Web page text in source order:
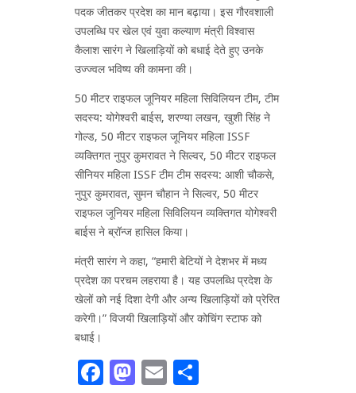
पदक जीतकर प्रदेश का मान बढ़ाया। इस गौरवशाली
उपलब्धि पर खेल एवं युवा कल्याण मंत्री विश्वास
कैलाश सारंग ने खिलाड़ियों को बधाई देते हुए उनके
उज्ज्वल भविष्य की कामना की।
50 मीटर राइफल जूनियर महिला सिविलियन टीम, टीम
सदस्य: योगेश्वरी बाईस, शरण्या लखन, खुशी सिंह ने
गोल्ड, 50 मीटर राइफल जूनियर महिला ISSF
व्यक्तिगत नुपुर कुमरावत ने सिल्वर, 50 मीटर राइफल
सीनियर महिला ISSF टीम टीम सदस्य: आशी चौकसे,
नुपुर कुमरावत, सुमन चौहान ने सिल्वर, 50 मीटर
राइफल जूनियर महिला सिविलियन व्यक्तिगत योगेश्वरी
बाईस ने ब्रॉन्ज हासिल किया।
मंत्री सारंग ने कहा, “हमारी बेटियों ने देशभर में मध्य
प्रदेश का परचम लहराया है। यह उपलब्धि प्रदेश के
खेलों को नई दिशा देगी और अन्य खिलाड़ियों को प्रेरित
करेगी।” विजयी खिलाड़ियों और कोचिंग स्टाफ को
बधाई।
Facebook
Mastodon
Email